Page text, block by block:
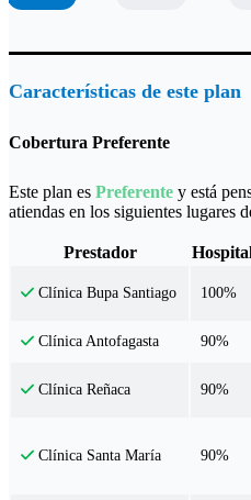
Características de este plan
Cobertura Preferente
Este plan es Preferente y está
atiendas en los siguientes lugares
Prestador
Clínica Bupa Santiago 100%
Clínica Antofagasta 90%
Clínica Reñaca 90%
Clínica Santa María 90%